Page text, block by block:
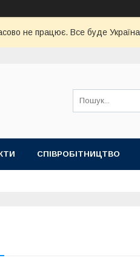
не працює. Все буде
СПІВРОБІТНИЦТВО